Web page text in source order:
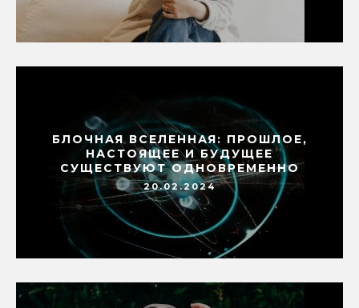
БЛОЧНАЯ ВСЕЛЕННАЯ: ПРОШЛОЕ,
НАСТОЯЩЕЕ И БУДУЩЕЕ
СУЩЕСТВУЮТ ОДНОВРЕМЕННО
20.02.2024